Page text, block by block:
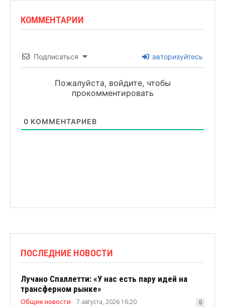
КОММЕНТАРИИ
Подписаться авторизуйтесь
Пожалуйста, войдите, чтобы
прокомментировать
0 КОММЕНТАРИЕВ
ПОСЛЕДНИЕ НОВОСТИ
Лучано Спаллетти: «У нас есть пару идей на
трансферном рынке»
Общие новости 7 августа, 2026 16:20 0